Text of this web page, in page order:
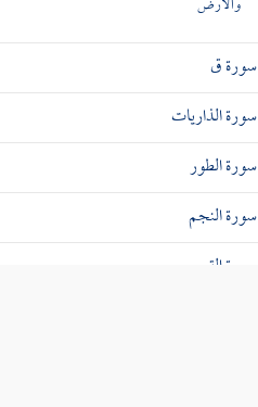
سورة ق
سورة الذاريات
سورة الطور
سورة النجم
سورة القمر